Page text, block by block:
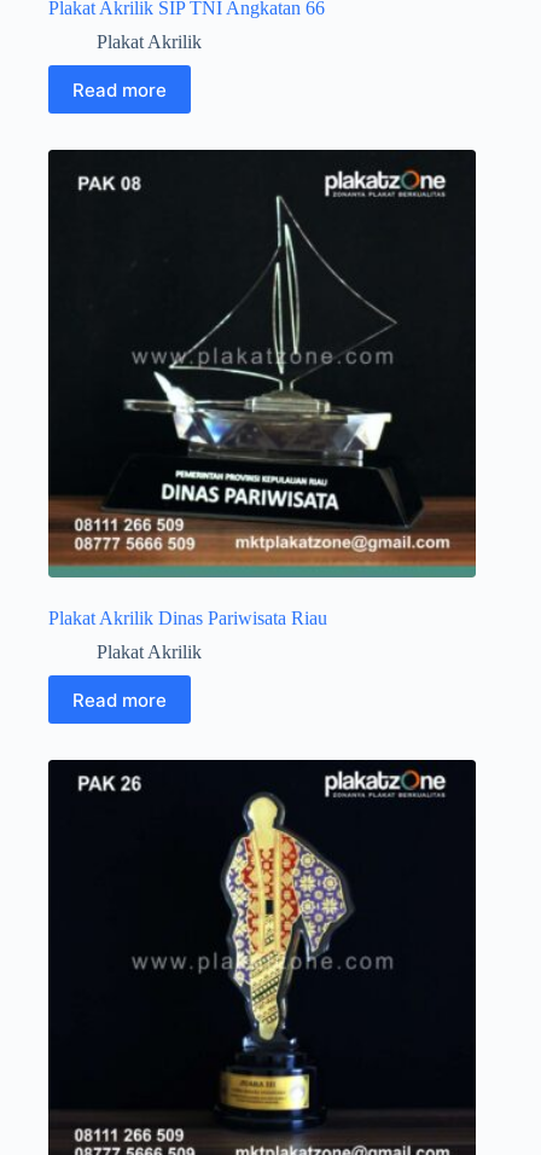
Plakat Akrilik SIP TNI Angkatan 66
Plakat Akrilik
Read more
Plakat Akrilik Dinas Pariwisata Riau
Plakat Akrilik
Read more